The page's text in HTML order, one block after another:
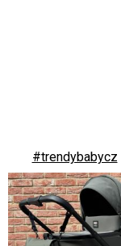
#trendybabycz